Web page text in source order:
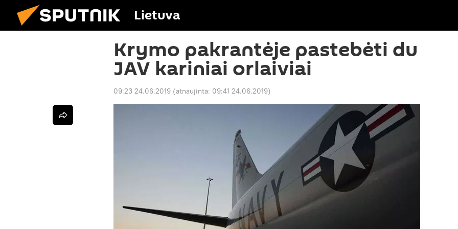
Lietuva
Krymo pakrantėje pastebėti du
JAV kariniai orlaiviai
09:23 24.06.2019 (atnaujinta: 09:41 24.06.2019)